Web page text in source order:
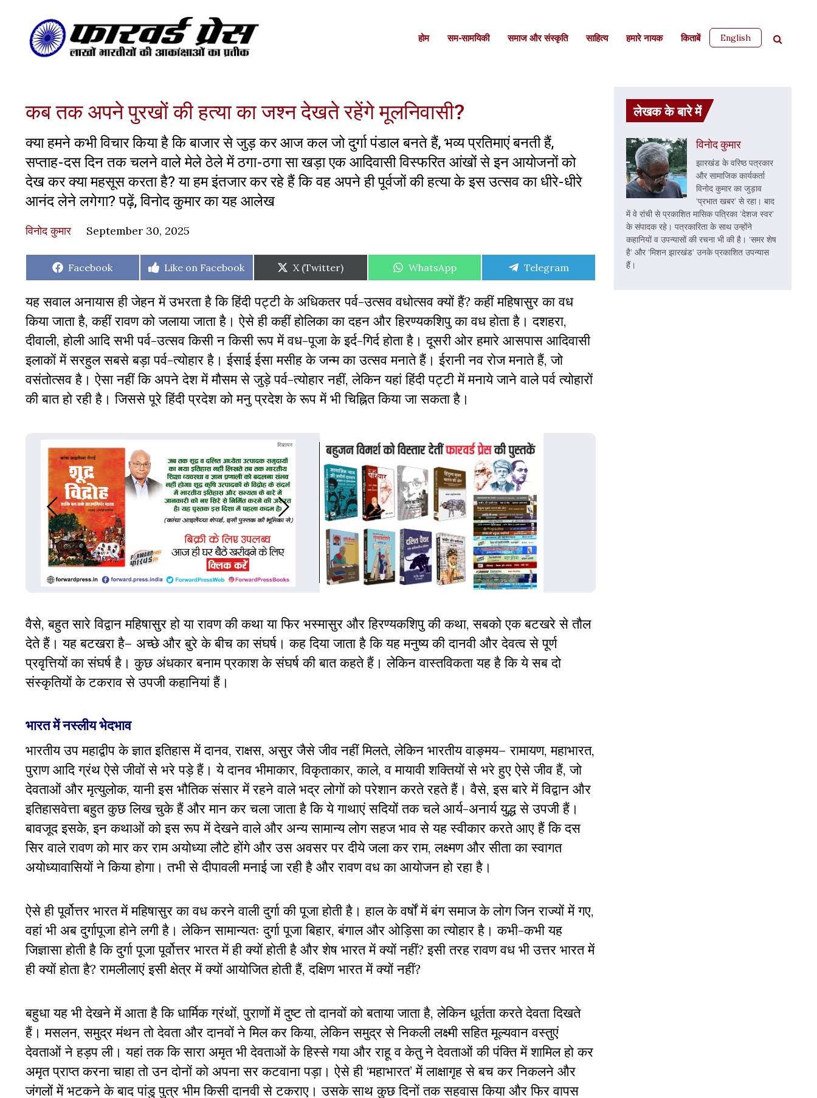
होम सम-सामयिकी समाज और संस्कृति साहित्‍य हमारे नायक किताबें English
कब तक अपने पुरखों की हत्या का जश्न देखते रहेंगे मूलनिवासी?
क्या हमने कभी विचार किया है कि बाजार से जुड़ कर आज कल जो दुर्गा पंडाल बनते हैं, भव्य प्रतिमाएं बनती हैं,
सप्ताह-दस दिन तक चलने वाले मेले ठेले में ठगा-ठगा सा खड़ा एक आदिवासी विस्फरित आंखों से इन आयोजनों को
देख कर क्या महसूस करता है? या हम इंतजार कर रहे हैं कि वह अपने ही पूर्वजों की हत्या के इस उत्सव का धीरे-धीरे
आनंद लेने लगेगा? पढ़ें, विनोद कुमार का यह आलेख
विनोद कुमार September 30, 2025
Share
Facebook
Share
Like on Facebook
Share
on
X (Twitter)
Share
WhatsApp
Share
Telegram
यह सवाल अनायास ही जेहन में उभरता है कि हिंदी पट्टी के अधिकतर पर्व-उत्सव वधोत्सव क्यों हैं? कहीं महिषासुर का वध
किया जाता है, कहीं रावण को जलाया जाता है। ऐसे ही कहीं होलिका का दहन और हिरण्यकशिपु का वध होता है। दशहरा,
दीवाली, होली आदि सभी पर्व-उत्सव किसी न किसी रूप में वध-पूजा के इर्द-गिर्द होता है। दूसरी ओर हमारे आसपास आदिवासी
इलाकों में सरहुल सबसे बड़ा पर्व-त्योहार है। ईसाई ईसा मसीह के जन्म का उत्सव मनाते हैं। ईरानी नव रोज मनाते हैं, जो
वसंतोत्सव है। ऐसा नहीं कि अपने देश में मौसम से जुड़े पर्व-त्योहार नहीं, लेकिन यहां हिंदी पट्टी में मनाये जाने वाले पर्व त्योहारों
की बात हो रही है। जिससे पूरे हिंदी प्रदेश को मनु प्रदेश के रूप में भी चिह्नित किया जा सकता है।
वैसे, बहुत सारे विद्वान महिषासुर हो या रावण की कथा या फिर भस्मासुर और हिरण्यकशिपु की कथा, सबको एक बटखरे से तौल
देते हैं। यह बटखरा है– अच्छे और बुरे के बीच का संघर्ष। कह दिया जाता है कि यह मनुष्य की दानवी और देवत्व से पूर्ण
प्रवृत्तियों का संघर्ष है। कुछ अंधकार बनाम प्रकाश के संघर्ष की बात कहते हैं। लेकिन वास्तविकता यह है कि ये सब दो
संस्कृतियों के टकराव से उपजी कहानियां हैं।
भारत में नस्लीय भेदभाव
भारतीय उप महाद्वीप के ज्ञात इतिहास में दानव, राक्षस, असुर जैसे जीव नहीं मिलते, लेकिन भारतीय वाङ्मय– रामायण, महाभारत,
पुराण आदि ग्रंथ ऐसे जीवों से भरे पड़े हैं। ये दानव भीमाकार, विकृताकार, काले, व मायावी शक्तियों से भरे हुए ऐसे जीव हैं, जो
देवताओं और मृत्युलोक, यानी इस भौतिक संसार में रहने वाले भद्र लोगों को परेशान करते रहते हैं। वैसे, इस बारे में विद्वान और
इतिहासवेत्ता बहुत कुछ लिख चुके हैं और मान कर चला जाता है कि ये गाथाएं सदियों तक चले आर्य-अनार्य युद्ध से उपजी हैं।
बावजूद इसके, इन कथाओं को इस रूप में देखने वाले और अन्य सामान्य लोग सहज भाव से यह स्वीकार करते आए हैं कि दस
सिर वाले रावण को मार कर राम अयोध्या लौटे होंगे और उस अवसर पर दीये जला कर राम, लक्ष्मण और सीता का स्वागत
अयोध्यावासियों ने किया होगा। तभी से दीपावली मनाई जा रही है और रावण वध का आयोजन हो रहा है।
ऐसे ही पूर्वोत्तर भारत में महिषासुर का वध करने वाली दुर्गा की पूजा होती है। हाल के वर्षों में बंग समाज के लोग जिन राज्यों में गए,
वहां भी अब दुर्गापूजा होने लगी है। लेकिन सामान्यतः दुर्गा पूजा बिहार, बंगाल और ओड़िसा का त्योहार है। कभी-कभी यह
जिज्ञासा होती है कि दुर्गा पूजा पूर्वोत्तर भारत में ही क्यों होती है और शेष भारत में क्यों नहीं? इसी तरह रावण वध भी उत्तर भारत में
ही क्यों होता है? रामलीलाएं इसी क्षेत्र में क्यों आयोजित होती हैं, दक्षिण भारत में क्यों नहीं?
बहुधा यह भी देखने में आता है कि धार्मिक ग्रंथों, पुराणों में दुष्ट तो दानवों को बताया जाता है, लेकिन धूर्तता करते देवता दिखते
हैं। मसलन, समुद्र मंथन तो देवता और दानवों ने मिल कर किया, लेकिन समुद्र से निकली लक्ष्मी सहित मूल्यवान वस्तुएं
देवताओं ने हड़प ली। यहां तक कि सारा अमृत भी देवताओं के हिस्से गया और राहू व केतु ने देवताओं की पंक्ति में शामिल हो कर
अमृत प्राप्त करना चाहा तो उन दोनों को अपना सर कटवाना पड़ा। ऐसे ही ‘महाभारत’ में लाक्षागृह से बच कर निकलने और
जंगलों में भटकने के बाद पांडु पुत्र भीम किसी दानवी से टकराए। उसके साथ कुछ दिनों तक सहवास किया और फिर वापस
लेखक के बारे में
विनोद कुमार
झारखंड के वरिष्ठ पत्रकार
और सामाजिक कार्यकर्ता
विनोद कुमार का जुड़ाव
‘प्रभात खबर’ से रहा। बाद
में वे रांची से प्रकाशित मासिक पत्रिका ‘देशज स्वर’
के संपादक रहे। पत्रकारिता के साथ उन्होंने
कहानियों व उपन्यासों की रचना भी की है। ‘समर शेष
है’ और ‘मिशन झारखंड’ उनके प्रकाशित उपन्यास
हैं।